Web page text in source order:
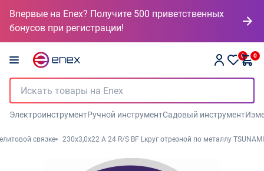
Впервые на Enex? Получите 500 приветственных
бонусов при регистрации!
0 0
ЭлектроинструментРучной инструментСадовый инструмент
связке 230х3,0х22 A 24 R/S BF Lкруг отрезной по металлу TSUNAMI